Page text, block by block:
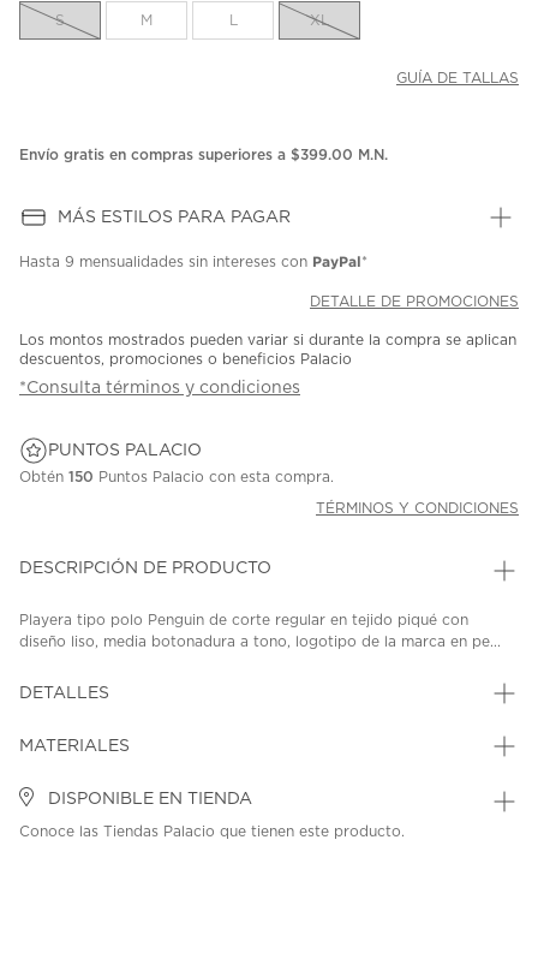
la
misma
S M XL
GUÍA DE TALLAS
Envío gratis en compras superiores a $399.00 M.N.
MÁS ESTILOS PARA PAGAR
Hasta 9 mensualidades sin intereses con PayPal*
DETALLE DE PROMOCIONES
Los montos mostrados pueden variar si durante la compra se aplican
descuentos, promociones o beneficios Palacio
*Consulta términos y condiciones
PUNTOS PALACIO
Obtén 150 Puntos Palacio con esta compra.
TÉRMINOS Y CONDICIONES
DESCRIPCIÓN DE PRODUCTO
Playera tipo polo Penguin de corte regular en tejido piqué con
diseño liso, media botonadura a tono, logotipo de la marca en pe...
DETALLES
MATERIALES
DISPONIBLE EN TIENDA
Conoce las Tiendas Palacio que tienen este producto.